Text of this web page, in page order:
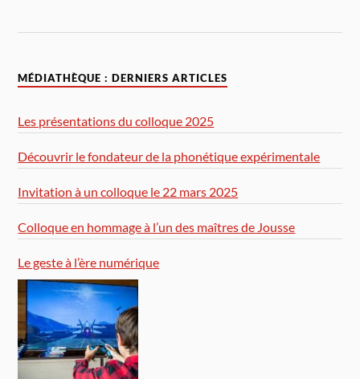
MÉDIATHÈQUE : DERNIERS ARTICLES
Les présentations du colloque 2025
Découvrir le fondateur de la phonétique expérimentale
Invitation à un colloque le 22 mars 2025
Colloque en hommage à l’un des maîtres de Jousse
Le geste à l’ère numérique